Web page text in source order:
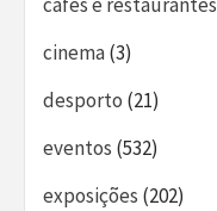
cinema(3)
desporto (21)
eventos (532)
exposições (202)